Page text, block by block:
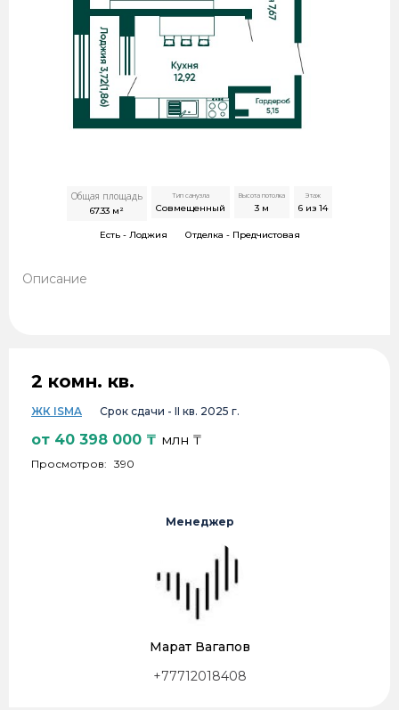
Общая площадь
67.33 м²
Тип санузла
Совмещенный
Высота потолка
3 м
Этаж
6 из 14
Есть - Лоджия Отделка - Предчистовая
Описание
2 комн. кв.
ЖК ISMA Срок сдачи - II кв. 2025 г.
от 40 398 000 ₸ млн ₸
Просмотров: 390
Менеджер
Марат Вагапов
+77712018408